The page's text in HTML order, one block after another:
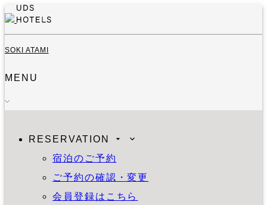
SOKI ATAMI
MENU
RESERVATION
宿泊のご予約
ご予約の確認・変更
会員登録はこちら